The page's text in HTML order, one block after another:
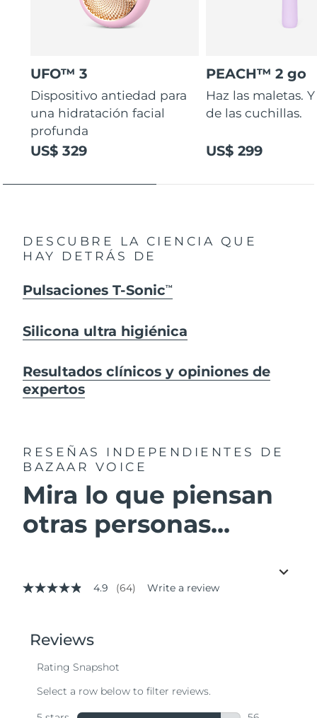
UFO™ 3
Dispositivo antiedad para
una hidratación facial
profunda
US$ 329
PEACH™ 2 go
Haz las maletas.
de las cuchillas.
US$ 299
DESCUBRE LA CIENCIA QUE
HAY DETRÁS DE
Pulsaciones T-SonicTM
Silicona ultra higiénica
Resultados clínicos y opiniones de
expertos
RESEÑAS INDEPENDIENTES
DE
BAZAAR VOICE
Mira lo que piensan
otras personas...
4.9
stars,
average
value.
4.9 (64) Write a review